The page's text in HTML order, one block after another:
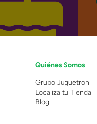
Quiénes Somos
Grupo Juguetron
Localiza tu Tienda
Blog